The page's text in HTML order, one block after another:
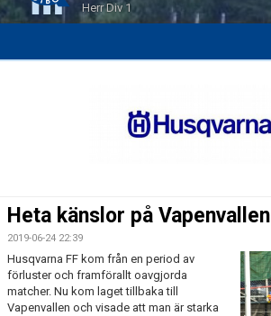
Herr Div 1
MATCHER
Heta känslor på Vapenvallen
2019-06-24 22:39
Husqvarna FF kom från en period av
förluster och framförallt oavgjorda
matcher. Nu kom laget tillbaka till
Vapenvallen och visade att man är starka